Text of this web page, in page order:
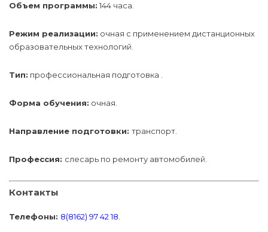
Объем программы: 144 часа.
Режим реализации: очная с применением дистанционных
образовательных технологий.
Тип: профессиональная подготовка .
Форма обучения: очная.
Направление подготовки: транспорт.
Профессия: слесарь по ремонту автомобилей.
Контакты
Телефоны: 8(8162) 97 42 18